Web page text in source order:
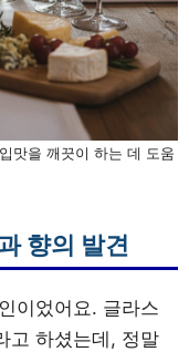
맛을 깨끗이 하는 데 도움
향의 발견
이었어요. 글라스
고 하셨는데, 정말